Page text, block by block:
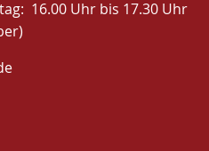
16.00 Uhr bis 17.30 Uhr